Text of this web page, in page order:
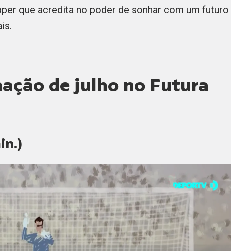
que acredita no poder de sonhar com um futuro
de julho no Futura